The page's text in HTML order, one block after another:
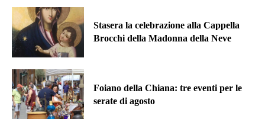
Stasera la celebrazione alla Cappella
Brocchi della Madonna della Neve
Foiano della Chiana: tre eventi per le
serate di agosto